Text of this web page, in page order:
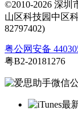
©2010-2026 深圳
山区科技园中区
82797402)
粤公网安备
粤B2-20181276